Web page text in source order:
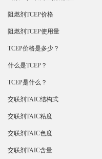
阻燃剂TCEP价格
阻燃剂TCEP使用量
TCEP价格是多少？
什么是TCEP？
TCEP是什么？
交联剂TAIC结构式
交联剂TAIC粘度
交联剂TAIC色度
交联剂TAIC含量